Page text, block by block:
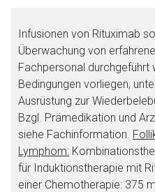
Infusionen von Rituximab
Überwachung von
Fachpersonal durchgeführt
Bedingungen vorliegen,
Ausrüstung zur
Bzgl. Prämedikation und
siehe Fachinformation.
Lymphom:
für Induktionstherapie mit
einer Chemotherapie: 375